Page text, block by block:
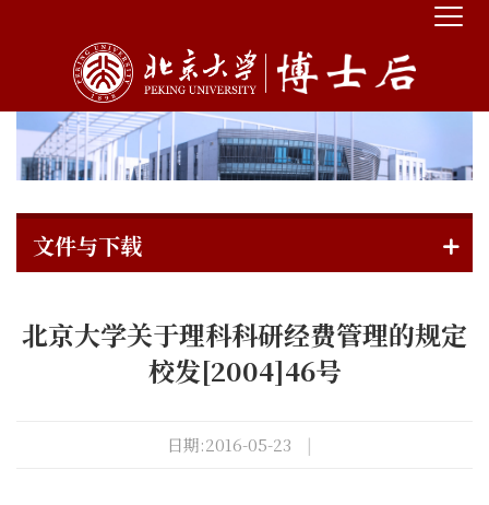
文件与下载
北京大学关于理科科研经费管理的规定
校发[2004]46号
日期:2016-05-23 |